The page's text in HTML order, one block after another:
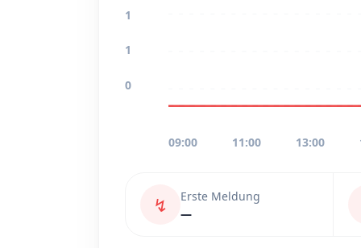
1
1
0
09:00 11:00 13:00
↯
Erste Meldung
—